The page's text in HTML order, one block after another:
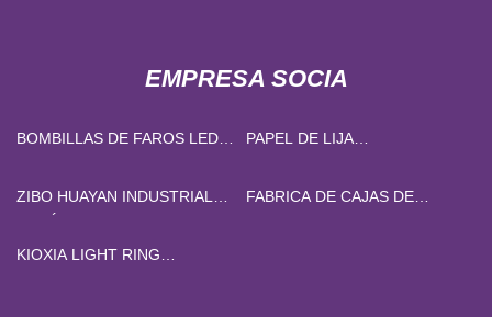
EMPRESA SOCIA
BOMBILLAS DE FAROS LED
PAPEL DE LIJA
ZIBO HUAYAN INDUSTRIAL
FABRICA DE CAJAS DE
KIOXIA LIGHT RING